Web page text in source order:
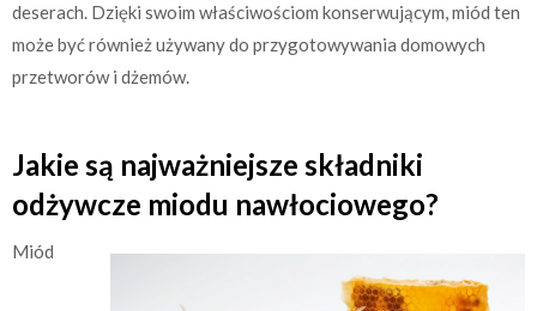
deserach. Dzięki swoim właściwościom konserwującym, miód ten
może być również używany do przygotowywania domowych
przetworów i dżemów.
Jakie są najważniejsze składniki
odżywcze miodu nawłociowego?
Miód